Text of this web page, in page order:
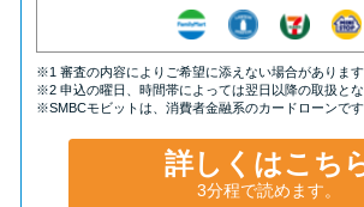
たい…市役所に相
法2選
街金とは？絶対審
に悩む人へ街金を
い理由
※1 審査の内容によりご希望に添えない場合があります
※2 申込の曜日、時間帯によっては翌日以降の取扱とな
※SMBCモビットは、消費者金融系のカードローンです
詳しくはこち
3分程で読めます。